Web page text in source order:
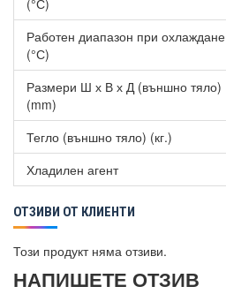
IC24RK2
(°С)
Работен диапазон при охлаждане
(°С)
Размери Ш х В х Д (външно тяло)
(mm)
Тегло (външно тяло) (кг.)
Хладилен агент
ОТЗИВИ ОТ КЛИЕНТИ
Този продукт няма отзиви.
НАПИШЕТЕ ОТЗИВ